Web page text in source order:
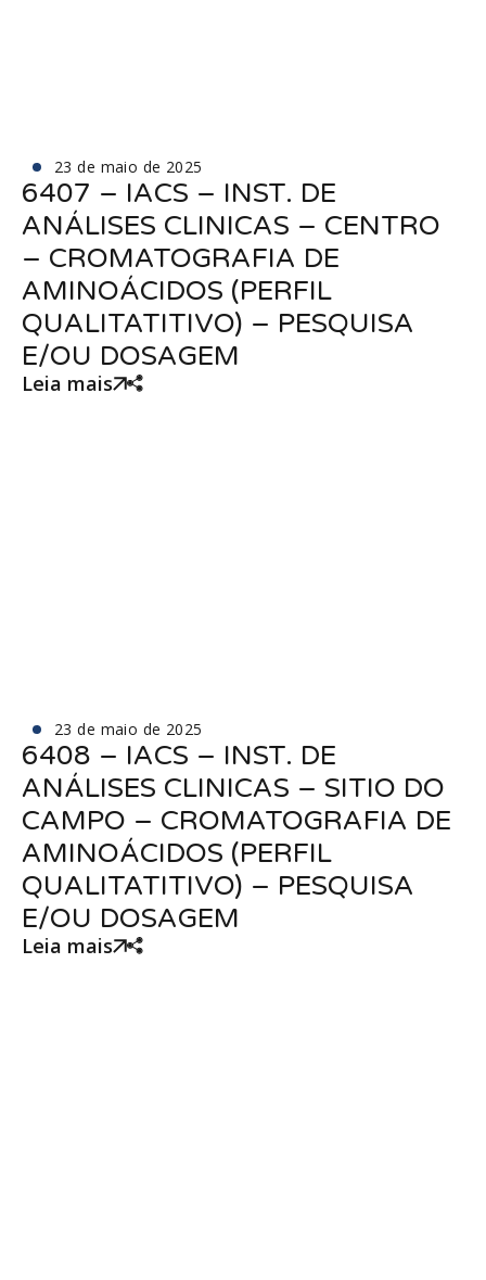
23 de maio de 2025
6407 – IACS – INST. DE
ANÁLISES CLINICAS – CENTRO
– CROMATOGRAFIA DE
AMINOÁCIDOS (PERFIL
QUALITATITIVO) – PESQUISA
E/OU DOSAGEM
Leia mais
23 de maio de 2025
6408 – IACS – INST. DE
ANÁLISES CLINICAS – SITIO DO
CAMPO – CROMATOGRAFIA DE
AMINOÁCIDOS (PERFIL
QUALITATITIVO) – PESQUISA
E/OU DOSAGEM
Leia mais